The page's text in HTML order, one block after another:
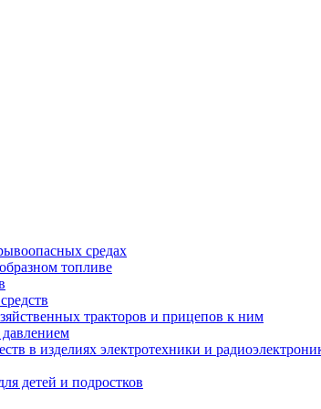
средах
топливе
тракторов и прицепов к ним
в изделиях электротехники и
детей и подростков